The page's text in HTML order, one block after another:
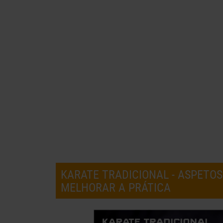
KARATE TRADICIONAL -
MELHORAR A PRÁTICA